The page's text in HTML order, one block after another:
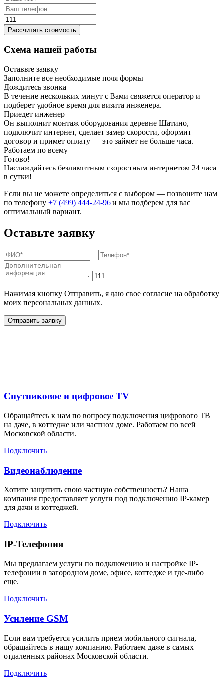
Рассчитать стоимость
Схема нашей работы
Оставьте заявку
Заполните все необходимые поля формы
Дождитесь звонка
В течение нескольких минут с Вами свяжется оператор и
подберет удобное время для визита инженера.
Приедет инженер
Он выполнит монтаж оборудования деревне Шатино,
подключит интернет, сделает замер скорости, оформит
договор и примет оплату — это займет не больше часа.
Работаем по всему
Готово!
Наслаждайтесь безлимитным скоростным интернетом 24 часа
в сутки!
Если вы не можете определиться с выбором — позвоните нам
по телефону +7 (499) 444-24-96 и мы подберем для вас
оптимальный вариант.
Оставьте заявку
Нажимая кнопку Отправить, я даю свое согласие на обработку
моих персональных данных.
Отправить заявку
Спутниковое и цифровое TV
Обращайтесь к нам по вопросу подключения цифрового ТВ
на даче, в коттедже или частном доме. Работаем по всей
Московской области.
Подключить
Видеонаблюдение
Хотите защитить свою частную собственность? Наша
компания предоставляет услуги под подключению IP-камер
для дачи и коттеджей.
Подключить
IP-Телефония
Мы предлагаем услуги по подключению и настройке IP-
телефонии в загородном доме, офисе, коттедже и где-либо
еще.
Подключить
Усиление GSM
Если вам требуется усилить прием мобильного сигнала,
обращайтесь в нашу компанию. Работаем даже в самых
отдаленных районах Московской области.
Подключить